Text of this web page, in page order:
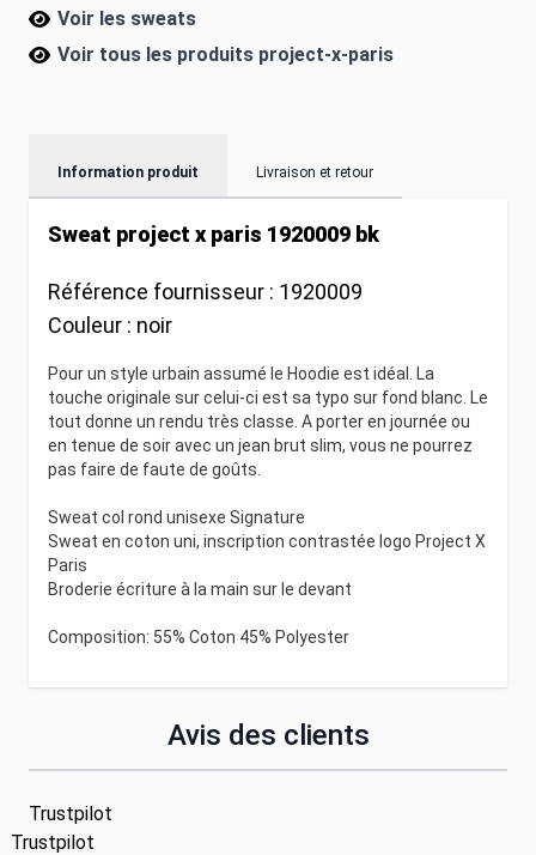
Voir les sweats
Voir tous les produits project-x-paris
Information produit Livraison et retour
Sweat project x paris 1920009 bk
Référence fournisseur : 1920009
Couleur : noir
Pour un style urbain assumé le Hoodie est idéal. La
touche originale sur celui-ci est sa typo sur fond blanc. Le
tout donne un rendu très classe. A porter en journée ou
en tenue de soir avec un jean brut slim, vous ne pourrez
pas faire de faute de goûts.
Sweat col rond unisexe Signature
Sweat en coton uni, inscription contrastée logo Project X
Paris
Broderie écriture à la main sur le devant
Composition: 55% Coton 45% Polyester
Avis des clients
Trustpilot
Trustpilot